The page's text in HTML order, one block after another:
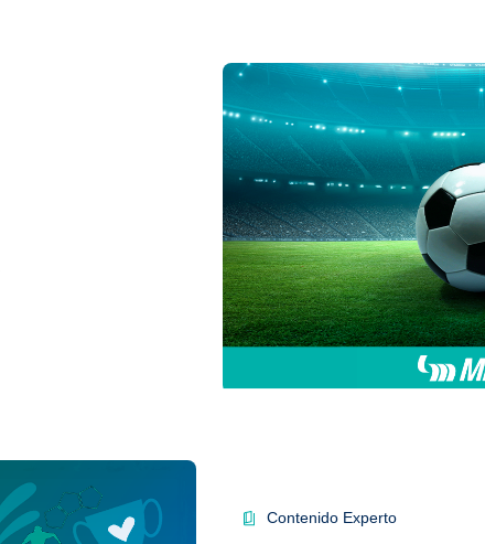
Contenido Experto